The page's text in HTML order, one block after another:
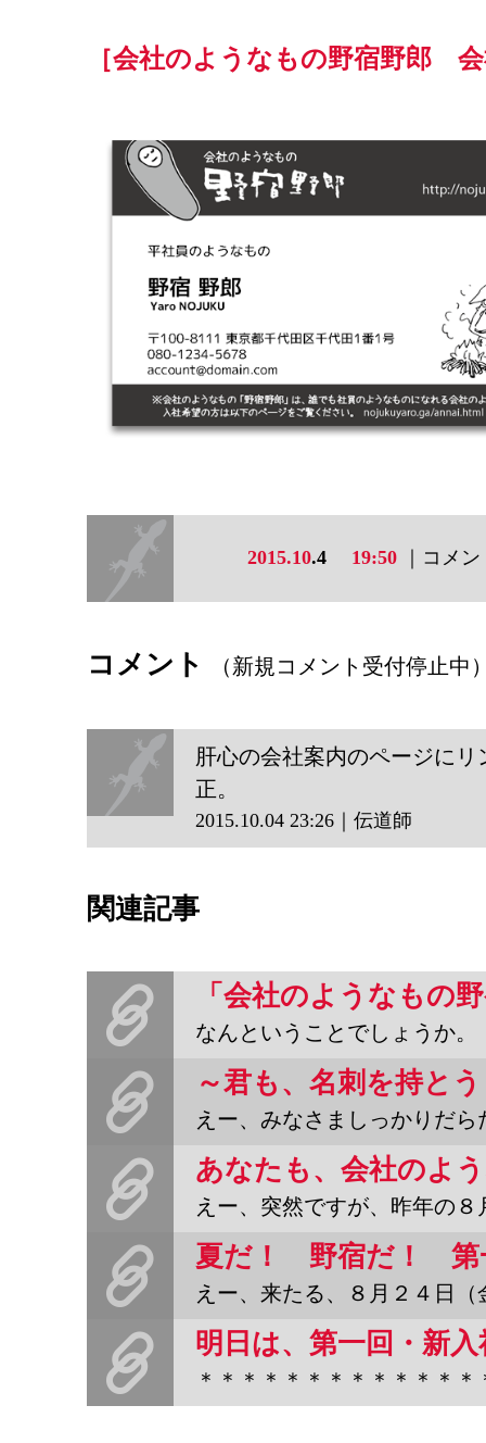
［会社のようなもの野宿野郎
2015.10.4 19:50 ｜コメ
コメント （新規コメント受付停止中
伝道師
肝心の会社案内のページに
正。
2015.10.04 23:26｜伝道師
関連記事
なんということでしょうか。『野宿野郎』を取扱ってくださってい
えー、みなさましっかりだらだらしていますか？「極力、働か
えー、突然ですが、昨年の８月、スバラシイ『本の雑誌』さんの社
えー、来たる、８月２４日（金）、暑気払いっちゅーか、残暑払い
＊＊＊＊＊＊＊＊＊＊＊＊＊＊＊＊＊＊＊＊第一回・新入社員の